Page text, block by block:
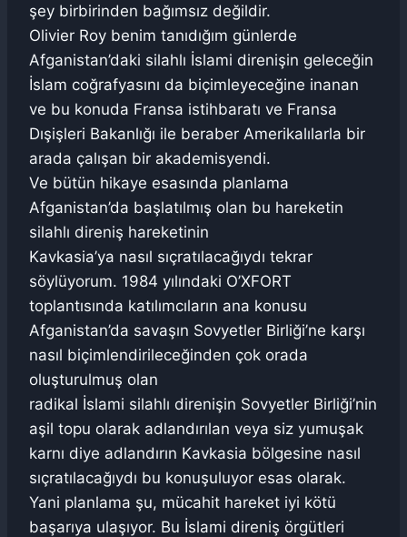
şey birbirinden bağımsız değildir.
Olivier Roy benim tanıdığım günlerde
Afganistan’daki silahlı İslami direnişin geleceğin
İslam coğrafyasını da biçimleyeceğine inanan
ve bu konuda Fransa istihbaratı ve Fransa
Dışişleri Bakanlığı ile beraber Amerikalılarla bir
arada çalışan bir akademisyendi.
Ve bütün hikaye esasında planlama
Afganistan’da başlatılmış olan bu hareketin
silahlı direniş hareketinin
Kavkasia’ya nasıl sıçratılacağıydı tekrar
söylüyorum. 1984 yılındaki O’XFORT
toplantısında katılımcıların ana konusu
Afganistan’da savaşın Sovyetler Birliği’ne karşı
nasıl biçimlendirileceğinden çok orada
oluşturulmuş olan
radikal İslami silahlı direnişin Sovyetler Birliği’nin
aşil topu olarak adlandırılan veya siz yumuşak
karnı diye adlandırın Kavkasia bölgesine nasıl
sıçratılacağıydı bu konuşuluyor esas olarak.
Yani planlama şu, mücahit hareket iyi kötü
başarıya ulaşıyor. Bu İslami direniş örgütleri